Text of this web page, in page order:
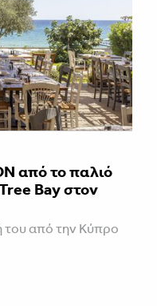
από το παλιό
Bay στον
του από την Κύπρο